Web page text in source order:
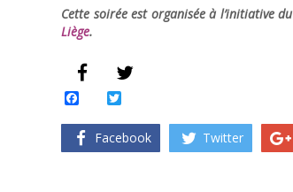
Cette soirée est organisée à l’initiative du
Liège.
Facebook
Facebook Twitter